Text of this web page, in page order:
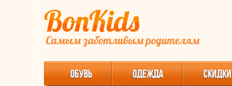
ОБУВЬ ОДЕЖДА СКИДКИ